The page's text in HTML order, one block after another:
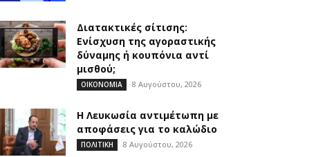
Διατακτικές σίτισης:
Ενίσχυση της αγοραστικής
δύναμης ή κουπόνια αντί
μισθού;
ΟΙΚΟΝΟΜΙΑ 8 Αυγούστου, 2026
Η Λευκωσία αντιμέτωπη με
αποφάσεις για το καλώδιο
ΠΟΛΙΤΙΚΗ 8 Αυγούστου, 2026